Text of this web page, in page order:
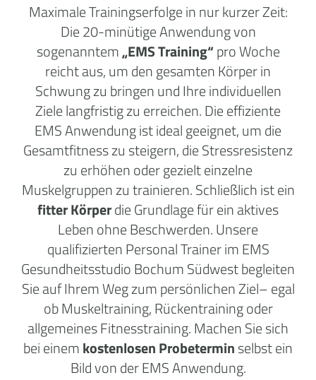
Maximale Trainingserfolge in nur kurzer Zeit:
Die 20-minütige Anwendung von
sogenanntem„EMS Training“pro Woche
reicht aus, um den gesamten Körper in
Schwung zu bringen und Ihre individuellen
Ziele langfristig zu erreichen. Die effiziente
EMS Anwendung ist ideal geeignet, um die
Gesamtfitness zu steigern, die Stressresistenz
zu erhöhen oder gezielt einzelne
Muskelgruppen zu trainieren. Schließlich ist ein
fitter Körperdie Grundlage für ein aktives
Leben ohne Beschwerden. Unsere
qualifizierten Personal Trainer im EMS
Gesundheitsstudio Bochum Südwest begleiten
Sieauf Ihrem Weg zum persönlichen Ziel– egal
ob Muskeltraining, Rückentraining oder
allgemeines Fitnesstraining. Machen Sie sich
bei einemkostenlosen Probeterminselbst ein
Bild von der EMS Anwendung.